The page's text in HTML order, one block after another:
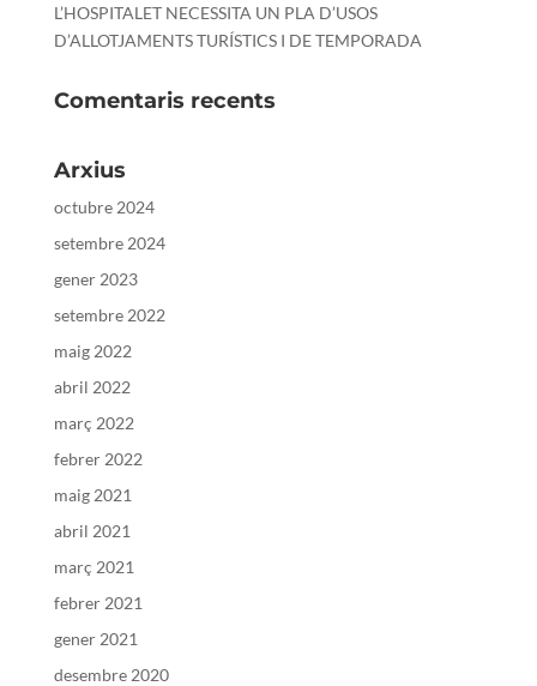
L’HOSPITALET NECESSITA UN PLA D’USOS
D’ALLOTJAMENTS TURÍSTICS I DE TEMPORADA
Comentaris recents
Arxius
octubre 2024
setembre 2024
gener 2023
setembre 2022
maig 2022
abril 2022
març 2022
febrer 2022
maig 2021
abril 2021
març 2021
febrer 2021
gener 2021
desembre 2020